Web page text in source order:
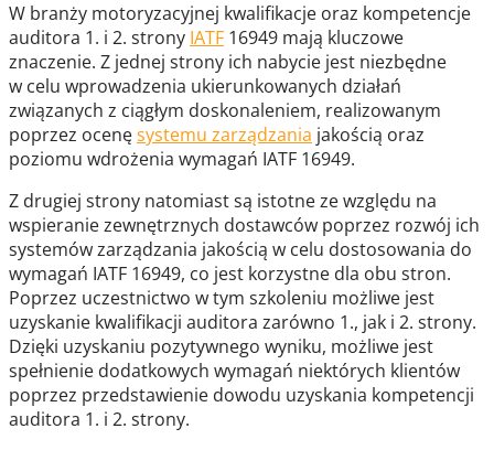
W branży motoryzacyjnej kwalifikacje oraz kompetencje
auditora 1. i 2. strony IATF 16949 mają kluczowe
znaczenie. Z jednej strony ich nabycie jest niezbędne
w celu wprowadzenia ukierunkowanych działań
związanych z ciągłym doskonaleniem, realizowanym
poprzez ocenęsystemu zarządzania jakością oraz
poziomu wdrożenia wymagań IATF 16949.
Z drugiej strony natomiast są istotne ze względu na
wspieranie zewnętrznych dostawców poprzez rozwój ich
systemów zarządzania jakością w celu dostosowania do
wymagań IATF 16949, co jest korzystne dla obu stron.
Poprzez uczestnictwo w tym szkoleniu możliwe jest
uzyskanie kwalifikacji auditora zarówno 1., jak i 2. strony.
Dzięki uzyskaniu pozytywnego wyniku, możliwe jest
spełnienie dodatkowych wymagań niektórych klientów
poprzez przedstawienie dowodu uzyskania kompetencji
auditora 1. i 2. strony.